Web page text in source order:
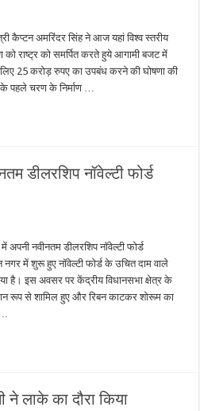
कैप्टन अमरिंदर सिंह ने आज यहां विश्व स्तरीय
राष्ट्र को समर्पित करते हुये आगामी बजट में
25 करोड़ रुपए का उपबंध करने की घोषणा की
पहले चरण के निर्माण …
डीलरशिप नॉवेल्टी फोर्ड
नवीनतम डीलरशिप नॉवेल्टी फोर्ड
में शुरू हुए नॉवेल्टी फोर्ड के उचित दाम वाले
गया है। इस अवसर पर केंद्रीय विधानसभा क्षेत्र के
रूप से शामिल हुए और रिबन काटकर शोरूम का
…
ने लाके का दौरा किया